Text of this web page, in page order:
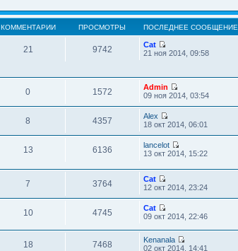
КОММЕНТАРИИ ПРОСМОТРЫ ПОСЛЕДНЕЕ СООБЩЕНИЕ
21 9742
Cat
21 ноя 2014, 09:58
0 1572
Admin
09 ноя 2014, 03:54
8 4357
Alex
18 окт 2014, 06:01
13 6136
lancelot
13 окт 2014, 15:22
7 3764
Cat
12 окт 2014, 23:24
10 4745
Cat
09 окт 2014, 22:46
18 7468
Kenanala
02 окт 2014, 14:41